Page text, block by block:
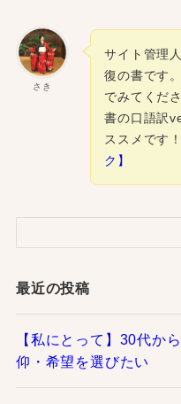
さき
サイト管理
復の書です
でみてくだ
書の口語訳
ススメです！
ク】
最近の投稿
【私にとって】30代か
仰・希望を選びたい